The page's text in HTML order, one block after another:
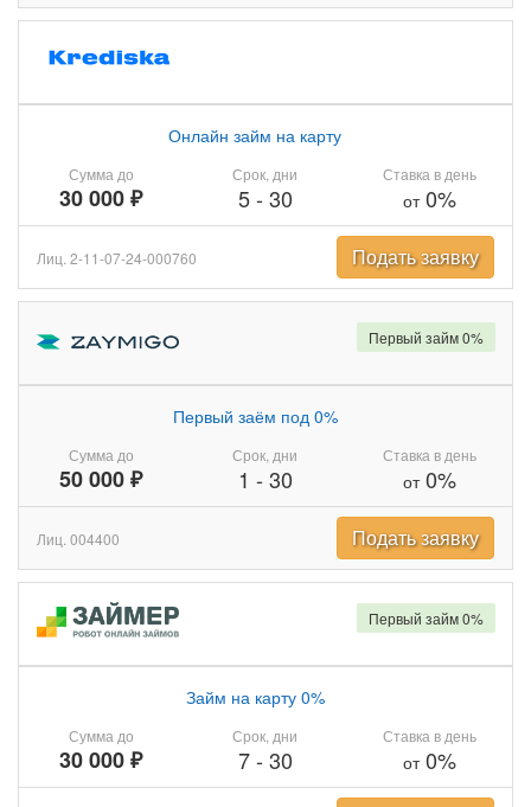
Сумма до
30 000 ₽
Онлайн займ на карту
Срок, дни
5- 30
Ставка в день
от0%
Лиц. 2-11-07-24-000760 Подать заявку
Сумма до
50 000 ₽
Первый заём под 0%
Срок, дни
1 - 30
Ставка в день
от0%
Первый займ 0%
Лиц. 004400 Подать заявку
Сумма до
30 000 ₽
Займ на карту 0%
Срок, дни
7- 30
Ставка в день
от0%
Первый займ 0%